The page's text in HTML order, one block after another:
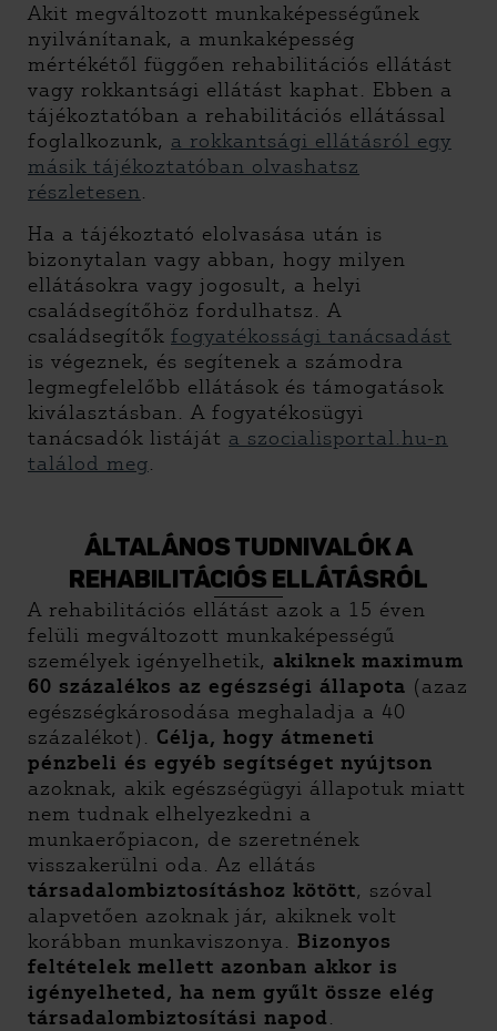
Akit megváltozott munkaképességűnek
nyilvánítanak, a munkaképesség
mértékétől függően rehabilitációs ellátást
vagy rokkantsági ellátást kaphat. Ebben a
tájékoztatóban a rehabilitációs ellátással
foglalkozunk, a rokkantsági ellátásról egy
másik tájékoztatóban olvashatsz
részletesen.
Ha a tájékoztató elolvasása után is
bizonytalan vagy abban, hogy milyen
ellátásokra vagy jogosult, a helyi
családsegítőhöz fordulhatsz. A
családsegítők fogyatékossági tanácsadást
is végeznek, és segítenek a számodra
legmegfelelőbb ellátások és támogatások
kiválasztásban. A fogyatékosügyi
tanácsadók listáját a szocialisportal.hu-n
találod meg.
ÁLTALÁNOS TUDNIVALÓK A
REHABILITÁCIÓS ELLÁTÁSRÓL
A rehabilitációs ellátást azok a 15 éven
felüli megváltozott munkaképességű
személyek igényelhetik, akiknek maximum
60 százalékos az egészségi állapota (azaz
egészségkárosodása meghaladja a 40
százalékot). Célja, hogy átmeneti
pénzbeli és egyéb segítséget nyújtson
azoknak, akik egészségügyi állapotuk miatt
nem tudnak elhelyezkedni a
munkaerőpiacon, de szeretnének
visszakerülni oda. Az ellátás
társadalombiztosításhoz kötött, szóval
alapvetően azoknak jár, akiknek volt
korábban munkaviszonya. Bizonyos
feltételek mellett azonban akkor is
igényelheted, ha nem gyűlt össze elég
társadalombiztosítási napod.